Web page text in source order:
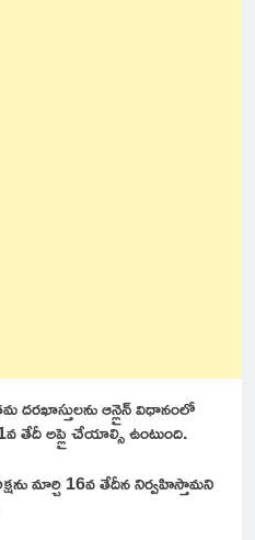
ఆన్లైన్ విధానంలో
తేదీ అప్లై చేయాల్సి ఉంటుంది.
మార్చి 16వ తేదీన నిర్వహిస్తామని